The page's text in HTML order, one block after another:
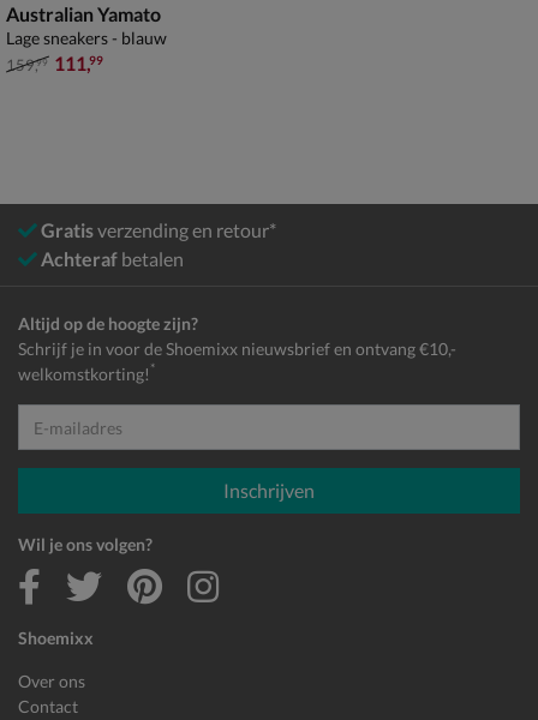
Australian Yamato
Lage sneakers - blauw
van € 159,99 voor € 111,99
159,99 111,99
Gratisverzending en retour*
Achteraf betalen
Shoemixx
Over ons
Contact
Altijd op de hoogte zijn?
Schrijf je in voor de Shoemixx nieuwsbrief en ontvang €10,-
welkomstkorting! *
E-mailadres
Inschrijven
Wil je ons volgen?